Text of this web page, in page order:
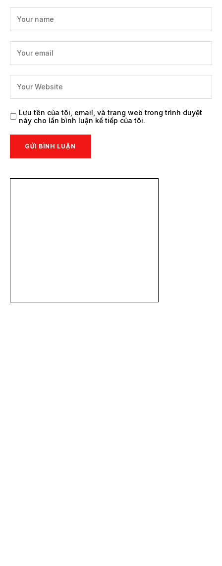
Lưu tên của tôi, email, và trang web trong trình duyệt
này cho lần bình luận kế tiếp của tôi.